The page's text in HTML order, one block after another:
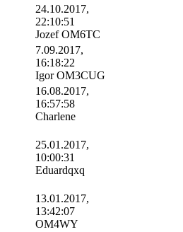
24.10.2017,
22:10:51
Jozef OM6TC
7.09.2017,
16:18:22
Igor OM3CUG
16.08.2017,
16:57:58
Charlene
25.01.2017,
10:00:31
Eduardqxq
13.01.2017,
13:42:07
OM4WY